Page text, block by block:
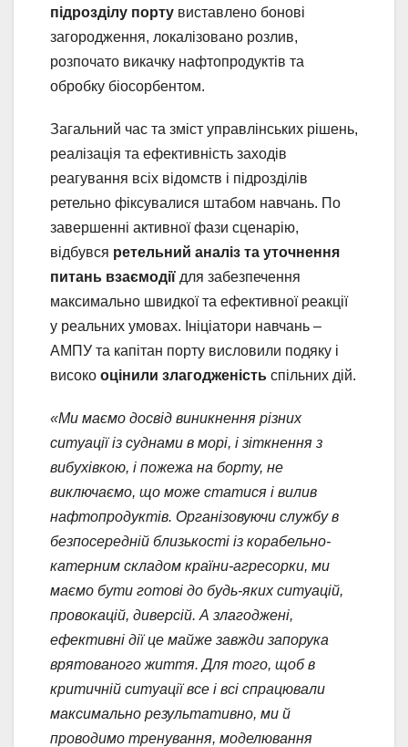
підрозділу порту виставлено бонові
загородження, локалізовано розлив,
розпочато викачку нафтопродуктів та
обробку біосорбентом.
Загальний час та зміст управлінських рішень,
реалізація та ефективність заходів
реагування всіх відомств і підрозділів
ретельно фіксувалися штабом навчань. По
завершенні активної фази сценарію,
відбувся ретельний аналіз та уточнення
питань взаємодії для забезпечення
максимально швидкої та ефективної реакції
у реальних умовах. Ініціатори навчань –
АМПУ та капітан порту висловили подяку і
високо оцінили злагодженість спільних дій.
«Ми маємо досвід виникнення різних
ситуації із суднами в морі, і зіткнення з
вибухівкою, і пожежа на борту, не
виключаємо, що може статися і вилив
нафтопродуктів. Організовуючи службу в
безпосередній близькості із корабельно-
катерним складом країни-агресорки, ми
маємо бути готові до будь-яких ситуацій,
провокацій, диверсій. А злагоджені,
ефективні дії це майже завжди запорука
врятованого життя. Для того, щоб в
критичній ситуації все і всі спрацювали
максимально результативно, ми й
проводимо тренування, моделювання